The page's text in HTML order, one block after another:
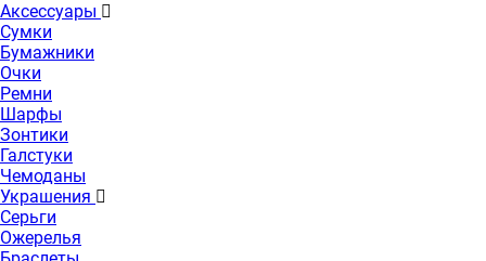
Аксессуары
Сумки
Бумажники
Очки
Ремни
Шарфы
Зонтики
Галстуки
Чемоданы
Украшения
Серьги
Ожерелья